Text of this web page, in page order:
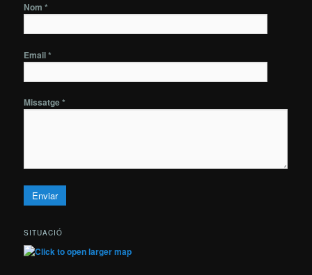
Nom *
Email *
Missatge *
SITUACIÓ